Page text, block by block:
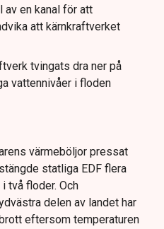
av en kanal för att
att kärnkraftverket
tvingats dra ner på
vattennivåer i floden
värmeböljor pressat
statliga EDF flera
två floder. Och
delen av landet har
eftersom temperaturen